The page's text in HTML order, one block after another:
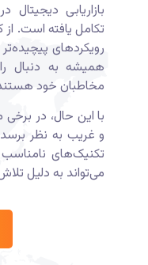
بازاریابی
تکامل یافته است. از
رویکردهای پیچیده‌تر
همیشه به دنبال
مخاطبان خود
با این حال، در برخی
و غریب به نظر
تکنیک‌های
می‌تواند به دلیل